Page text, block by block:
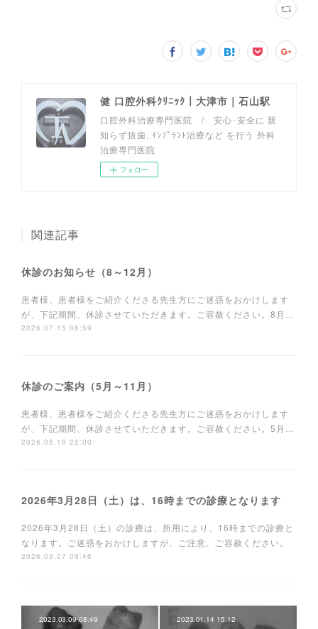
健 口腔外科ｸﾘﾆｯｸ｜大津市｜石山駅
口腔外科治療専門医院 / 安心･安全に 親
知らず抜歯, ｲﾝﾌﾟﾗﾝﾄ治療など を行う 外科
治療専門医院
フォロー
関連記事
休診のお知らせ（8～12月）
患者様、患者様をご紹介くださる先生方にご迷惑をおかけします
が、下記期間、休診させていただきます。ご容赦ください。8月…
2026.07.15 08:59
休診のご案内（5月～11月）
患者様、患者様をご紹介くださる先生方にご迷惑をおかけします
が、下記期間、休診させていただきます。ご容赦ください。5月…
2026.05.19 22:00
2026年3月28日（土）は、16時までの診療となります
2026年3月28日（土）の診療は、所用により、16時までの診療と
なります。ご迷惑をおかけしますが、ご注意、ご容赦ください。
2026.03.27 09:46
2023.03.09 08:49 2023.01.14 15:12